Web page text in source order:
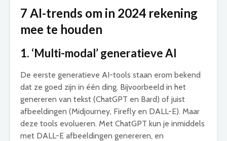
7 AI-trends om in 2024 rekening
mee te houden
1. ‘Multi-modal’ generatieve AI
De eerste generatieve AI-tools staan erom bekend
dat ze goed zijn in één ding. Bijvoorbeeld in het
genereren van tekst (ChatGPT en Bard) of juist
afbeeldingen (Midjourney, Firefly en DALL-E). Maar
deze tools evolueren. Met ChatGPT kun je inmiddels
met DALL-E afbeeldingen genereren, en